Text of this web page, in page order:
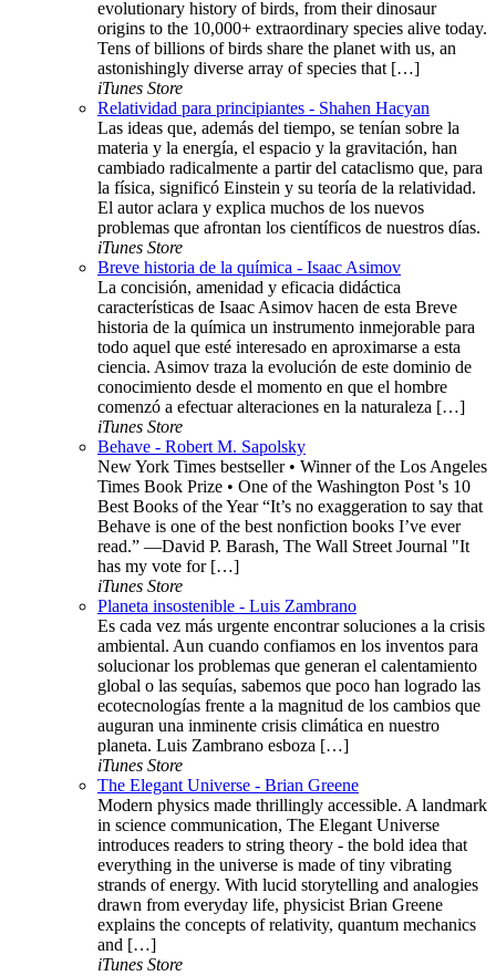
evolutionary history of birds, from their dinosaur
origins to the 10,000+ extraordinary species alive today.
Tens of billions of birds share the planet with us, an
astonishingly diverse array of species that […]
iTunes Store
Relatividad para principiantes - Shahen Hacyan
Las ideas que, además del tiempo, se tenían sobre la
materia y la energía, el espacio y la gravitación, han
cambiado radicalmente a partir del cataclismo que, para
la física, significó Einstein y su teoría de la relatividad.
El autor aclara y explica muchos de los nuevos
problemas que afrontan los científicos de nuestros días.
iTunes Store
Breve historia de la química - Isaac Asimov
La concisión, amenidad y eficacia didáctica
características de Isaac Asimov hacen de esta Breve
historia de la química un instrumento inmejorable para
todo aquel que esté interesado en aproximarse a esta
ciencia. Asimov traza la evolución de este dominio de
conocimiento desde el momento en que el hombre
comenzó a efectuar alteraciones en la naturaleza […]
iTunes Store
Behave - Robert M. Sapolsky
New York Times bestseller • Winner of the Los Angeles
Times Book Prize • One of the Washington Post 's 10
Best Books of the Year “It’s no exaggeration to say that
Behave is one of the best nonfiction books I’ve ever
read.” —David P. Barash, The Wall Street Journal "It
has my vote for […]
iTunes Store
Planeta insostenible - Luis Zambrano
Es cada vez más urgente encontrar soluciones a la crisis
ambiental. Aun cuando confiamos en los inventos para
solucionar los problemas que generan el calentamiento
global o las sequías, sabemos que poco han logrado las
ecotecnologías frente a la magnitud de los cambios que
auguran una inminente crisis climática en nuestro
planeta. Luis Zambrano esboza […]
iTunes Store
The Elegant Universe - Brian Greene
Modern physics made thrillingly accessible. A landmark
in science communication, The Elegant Universe
introduces readers to string theory - the bold idea that
everything in the universe is made of tiny vibrating
strands of energy. With lucid storytelling and analogies
drawn from everyday life, physicist Brian Greene
explains the concepts of relativity, quantum mechanics
and […]
iTunes Store